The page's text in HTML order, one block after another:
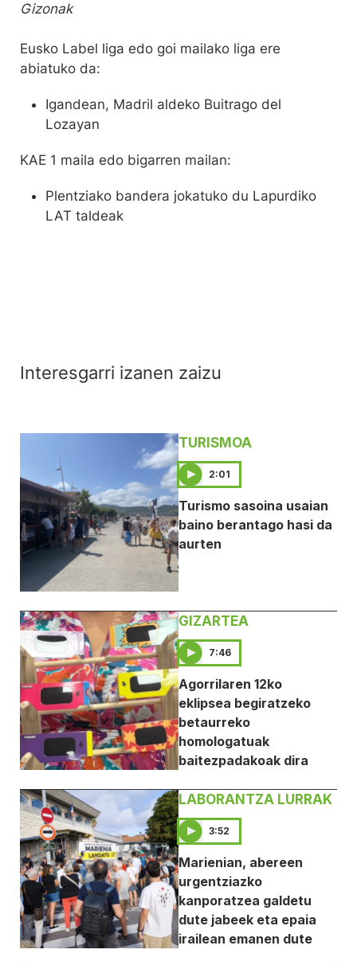
Gizonak
Eusko Label liga edo goi mailako liga ere
abiatuko da:
Igandean, Madril aldeko Buitrago del
Lozayan
KAE 1 maila edo bigarren mailan:
Plentziako bandera jokatuko du Lapurdiko
LAT taldeak
Interesgarri izanen zaizu
TURISMOA
2:01
Turismo sasoina usaian
baino berantago hasi da
aurten
GIZARTEA
7:46
Agorrilaren 12ko
eklipsea begiratzeko
betaurreko
homologatuak
baitezpadakoak dira
LABORANTZA LURRAK
3:52
Marienian, abereen
urgentziazko
kanporatzea galdetu
dute jabeek eta epaia
irailean emanen dute